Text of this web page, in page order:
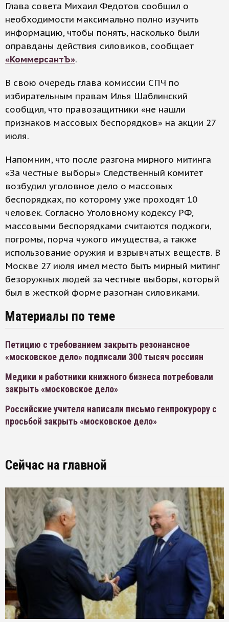
Глава совета Михаил Федотов сообщил о
необходимости максимально полно изучить
информацию, чтобы понять, насколько были
оправданы действия силовиков, сообщает
«КоммерсантЪ».
В свою очередь глава комиссии СПЧ по
избирательным правам Илья Шаблинский
сообщил, что правозащитники «не нашли
признаков массовых беспорядков» на акции 27
июля.
Напомним, что после разгона мирного митинга
«За честные выборы» Следственный комитет
возбудил уголовное дело о массовых
беспорядках, по которому уже проходят 10
человек. Согласно Уголовному кодексу РФ,
массовыми беспорядками считаются поджоги,
погромы, порча чужого имущества, а также
использование оружия и взрывчатых веществ. В
Москве 27 июля имел место быть мирный митинг
безоружных людей за честные выборы, который
был в жесткой форме разогнан силовиками.
Материалы по теме
Петицию с требованием закрыть резонансное
«московское дело» подписали 300 тысяч россиян
Медики и работники книжного бизнеса потребовали
закрыть «московское дело»
Российские учителя написали письмо генпрокурору с
просьбой закрыть «московское дело»
Сейчас на главной